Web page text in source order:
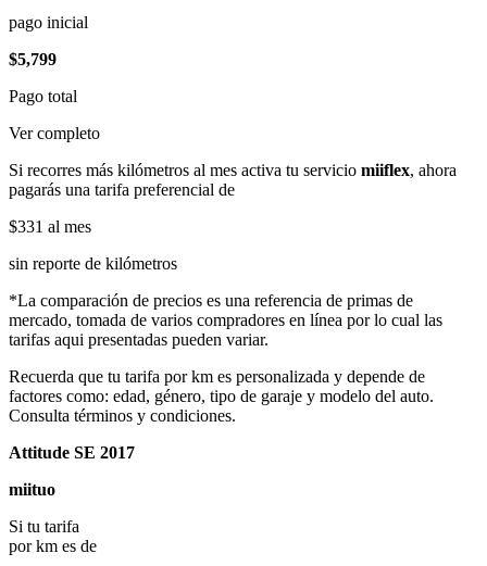
pago inicial
$5,799
Pago total
Ver completo
Si recorres más kilómetros al mes activa tu servicio miiflex, ahora
pagarás una tarifa preferencial de
$331 al mes
sin reporte de kilómetros
*La comparación de precios es una referencia de primas de
mercado, tomada de varios compradores en línea por lo cual las
tarifas aqui presentadas pueden variar.
Recuerda que tu tarifa por km es personalizada y depende de
factores como: edad, género, tipo de garaje y modelo del auto.
Consulta términos y condiciones.
Attitude SE 2017
miituo
Si tu tarifa
por km es de